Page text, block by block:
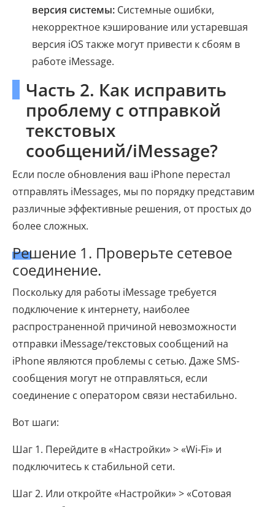
версия системы: Системные ошибки,
некорректное кэширование или устаревшая
версия iOS также могут привести к сбоям в
работе iMessage.
Часть 2. Как исправить
проблему с отправкой
текстовых
сообщений/iMessage?
Если после обновления ваш iPhone перестал
отправлять iMessages, мы по порядку представим
различные эффективные решения, от простых до
более сложных.
Решение 1. Проверьте сетевое
соединение.
Поскольку для работы iMessage требуется
подключение к интернету, наиболее
распространенной причиной невозможности
отправки iMessage/текстовых сообщений на
iPhone являются проблемы с сетью. Даже SMS-
сообщения могут не отправляться, если
соединение с оператором связи нестабильно.
Вот шаги:
Шаг 1. Перейдите в «Настройки» > «Wi-Fi» и
подключитесь к стабильной сети.
Шаг 2. Или откройте «Настройки» > «Сотовая